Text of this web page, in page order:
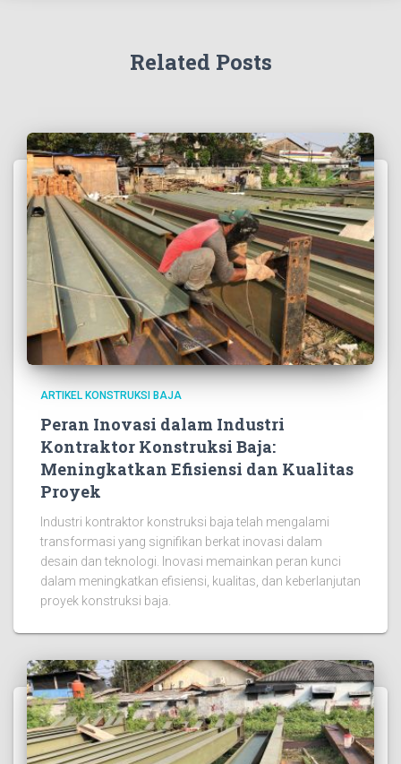
Related Posts
ARTIKEL KONSTRUKSI BAJA
Peran Inovasi dalam Industri
Kontraktor Konstruksi Baja:
Meningkatkan Efisiensi dan Kualitas
Proyek
Industri kontraktor konstruksi baja telah mengalami
transformasi yang signifikan berkat inovasi dalam
desain dan teknologi. Inovasi memainkan peran kunci
dalam meningkatkan efisiensi, kualitas, dan keberlanjutan
proyek konstruksi baja.